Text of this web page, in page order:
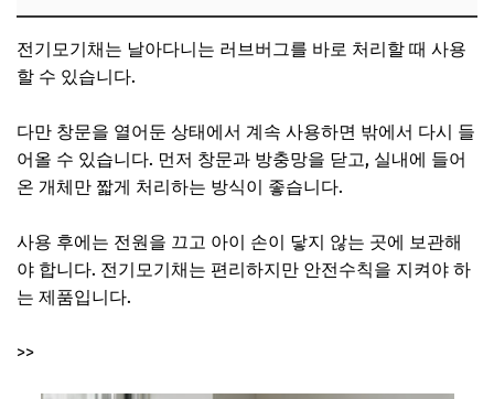
전기모기채는 날아다니는 러브버그를 바로 처리할 때 사용
할 수 있습니다.
다만 창문을 열어둔 상태에서 계속 사용하면 밖에서 다시 들
어올 수 있습니다. 먼저 창문과 방충망을 닫고, 실내에 들어
온 개체만 짧게 처리하는 방식이 좋습니다.
사용 후에는 전원을 끄고 아이 손이 닿지 않는 곳에 보관해
야 합니다. 전기모기채는 편리하지만 안전수칙을 지켜야 하
는 제품입니다.
>>